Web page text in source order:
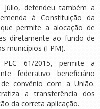
defendeu também a
à Constituição da
permite a alocação de
diretamente ao fundo de
municípios (FPM).
61/2015, permite a
federativo beneficiário
convênio com a União.
a transferência dos
da correta aplicação.